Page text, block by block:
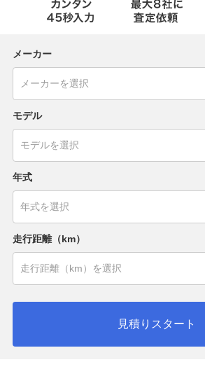
メーカー
モデル
年式
走行距離（km）
見積りスタート